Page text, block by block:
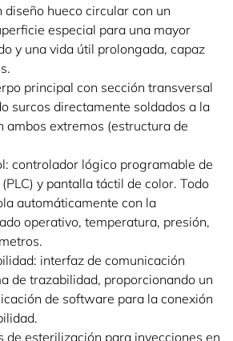
hueco circular con un
especial para una mayor
y una vida útil prolongada, capaz
principal con sección transversal
surcos directamente soldados a la
ambos extremos (estructura de
controlador lógico programable de
y pantalla táctil de color. Todo
automáticamente con la
operativo, temperatura, presión,
interfaz de comunicación
de trazabilidad, proporcionando un
de software para la conexión
de esterilización para inyecciones en